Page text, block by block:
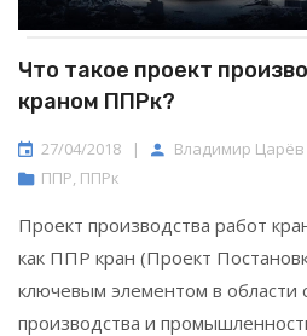
Что такое проект
краном ППРк?
27/04/2018 | Владимир Царёв
ППР, ППРк
Проект производства работ
как ППР кран (Проект
ключевым элементом в области
производства и